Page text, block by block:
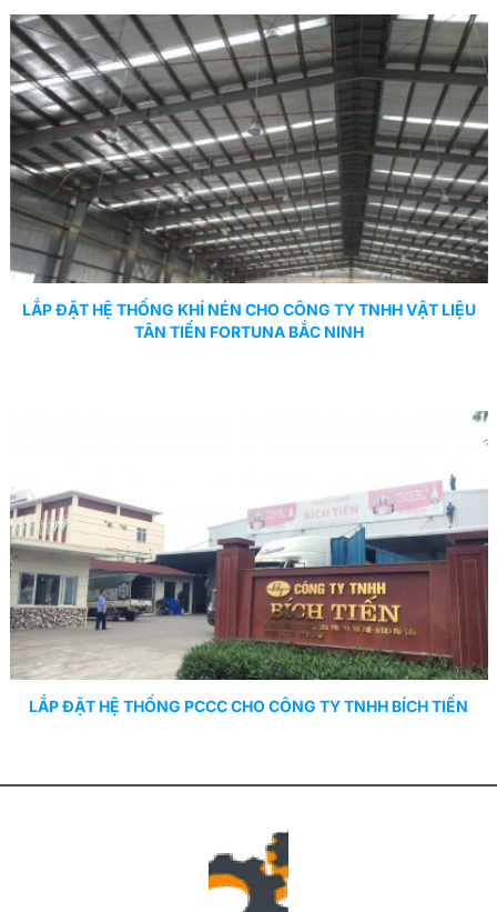
LẮP ĐẶT HỆ THỐNG KHÍ NÉN CHO CÔNG TY TNHH VẬT LIỆU
TÂN TIẾN FORTUNA BẮC NINH
LẮP ĐẶT HỆ THỐNG PCCC CHO CÔNG TY TNHH BÍCH TIẾN